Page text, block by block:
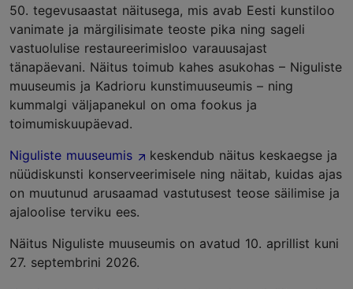
50. tegevusaastat näitusega, mis avab Eesti kunstiloo
vanimate ja märgilisimate teoste pika ning sageli
vastuolulise restaureerimisloo varauusajast
tänapäevani. Näitus toimub kahes asukohas – Niguliste
muuseumis ja Kadrioru kunstimuuseumis – ning
kummalgi väljapanekul on oma fookus ja
toimumiskuupäevad.
Niguliste muuseumis
keskendub näitus keskaegse ja
nüüdiskunsti konserveerimisele ning näitab, kuidas ajas
on muutunud arusaamad vastutusest teose säilimise ja
ajaloolise terviku ees.
Näitus Niguliste muuseumis on avatud 10. aprillist kuni
27. septembrini 2026.